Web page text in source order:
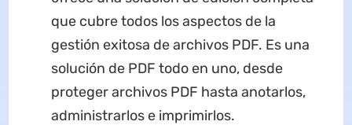
que cubre todos los aspectos de la
gestión exitosa de archivos PDF. Es una
solución de PDF todo en uno, desde
proteger archivos PDF hasta anotarlos,
administrarlos e imprimirlos.